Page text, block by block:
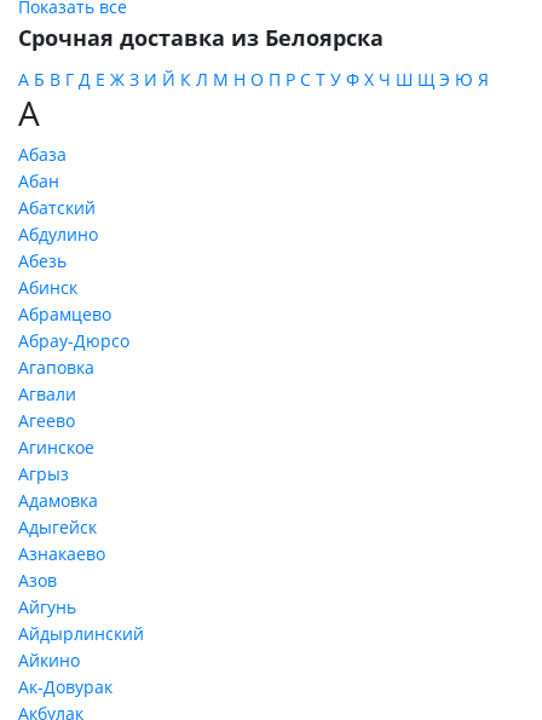
Показать все
Срочная доставка из Белоярска
А Б В Г Д Е Ж З И Й К Л М Н О П Р С Т У Ф Х Ч Ш Щ Э Ю Я
А
Абаза
Абан
Абатский
Абдулино
Абезь
Абинск
Абрамцево
Абрау-Дюрсо
Агаповка
Агвали
Агеево
Агинское
Агрыз
Адамовка
Адыгейск
Азнакаево
Азов
Айгунь
Айдырлинский
Айкино
Ак-Довурак
Акбулак